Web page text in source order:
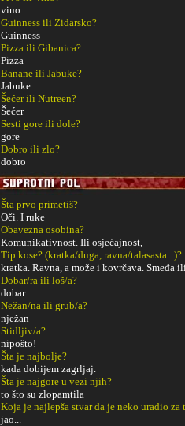
vino
Guinness ili Zidarsko?
Guinness
Pizza ili Gibanica?
Pizza
Banane ili Jabuke?
Jabuke
Šećer ili Nutreen?
Šećer
Sesti gore ili dole?
gore
Dobro ili zlo?
dobro
Šta prvo primetiš?
Oči. I ruke
Obavezna osobina?
Komunikativnost. Ili osjećajnost,
Tip kose? (kratka/duga, ravna/talasasta...)?
kratka. Ravna, a može i kovrčava. Smeđa
Dobar/ra ili loš/a?
dobar
Nežan/na ili grub/a?
nježan
Stidljiv/a?
nipošto!
Šta je najbolje?
kada dobijem zagrljaj.
Šta je najgore u vezi njih?
to što su zlopamtila
Koja je najlepša stvar da je neko uradio za
jao...